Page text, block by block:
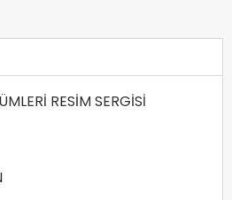
RESİM SERGİSİ